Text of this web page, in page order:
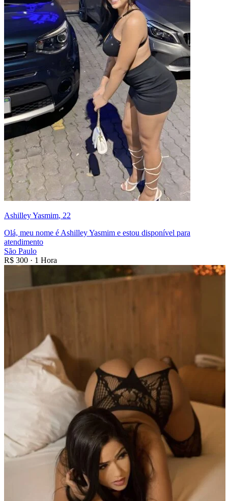
Ashilley Yasmim, 22
Olá, meu nome é Ashilley Yasmim e estou disponível para
atendimento
São Paulo
R$ 300 · 1 Hora